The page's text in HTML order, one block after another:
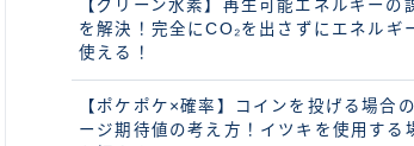
【グリーン水素】再生可能エネルギーの
を解決！完全にCO₂を出さずにエネルギ
使える！
【ポケポケ×確率】コインを投げる場合
ージ期待値の考え方！イツキを使用する